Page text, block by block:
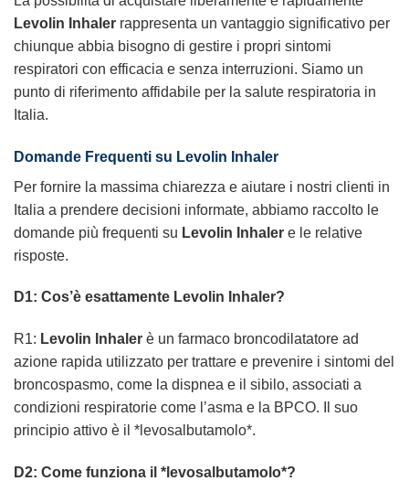
Levolin Inhaler rappresenta un vantaggio significativo per
chiunque abbia bisogno di gestire i propri sintomi
respiratori con efficacia e senza interruzioni. Siamo un
punto di riferimento affidabile per la salute respiratoria in
Italia.
Domande Frequenti su Levolin Inhaler
Per fornire la massima chiarezza e aiutare i nostri clienti in
Italia a prendere decisioni informate, abbiamo raccolto le
domande più frequenti su Levolin Inhaler e le relative
risposte.
D1: Cos’è esattamente Levolin Inhaler?
R1: Levolin Inhaler è un farmaco broncodilatatore ad
azione rapida utilizzato per trattare e prevenire i sintomi del
broncospasmo, come la dispnea e il sibilo, associati a
condizioni respiratorie come l’asma e la BPCO. Il suo
principio attivo è il *levosalbutamolo*.
D2: Come funziona il *levosalbutamolo*?